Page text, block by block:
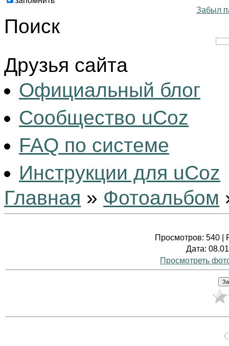
Забыл
Поиск
Друзья сайта
Официальный блог
Сообщество uCoz
FAQ по системе
Инструкции для uCoz
Главная » Фотоальбом
Просмотров: 540 |
Дата:
Просмотреть